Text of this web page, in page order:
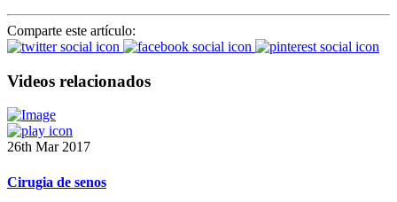
Comparte este artículo:
Videos relacionados
26th Mar 2017
Cirugia de senos